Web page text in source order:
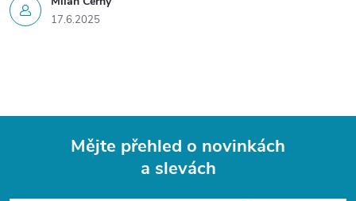
17.6.2025
Mějte přehled o novinkách
a slevách